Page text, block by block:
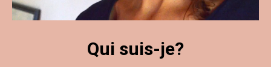
Qui suis-je?